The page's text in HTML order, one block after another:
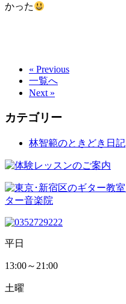
かった
« Previous
一覧へ
Next »
カテゴリー
林智範のときどき日記
平日
13:00～21:00
土曜